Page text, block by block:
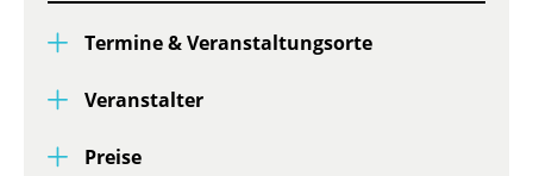
Termine & Veranstaltungsorte
Veranstalter
Preise